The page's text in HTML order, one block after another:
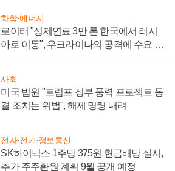
화학·에너지
로이터 "정제연료 3만 톤 한국에서 러시
아로 이동", 우크라이나의 공격에 수요 늘
사회
미국 법원 "트럼프 정부 풍력 프로젝트 동
결 조치는 위법", 해제 명령 내려
전자·전기·정보통신
SK하이닉스 1주당 375원 현금배당 실시,
추가 주주환원 계획 9월 공개 예정